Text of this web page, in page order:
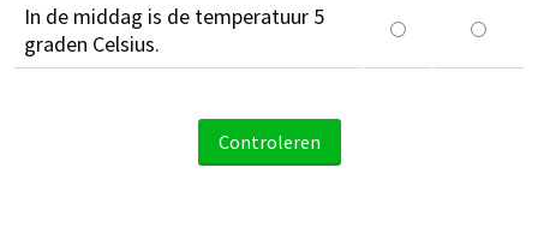
In de middag is de temperatuur 5
graden Celsius.